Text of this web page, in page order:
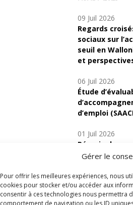
Gérer le
Pour offrir les meilleures expériences, nous
cookies pour stocker et/ou accéder aux
consentir à ces technologies nous permettra
comportement de navigation ou les ID
09 Juil 2026
Regards
sociaux sur
seuil en
et
06 Juil 2026
Étude
d’emploi
01 Juil 2026
Pénurie du
indicateurs